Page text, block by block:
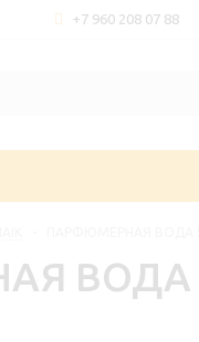
+7 960 208 07 88
ВОДА